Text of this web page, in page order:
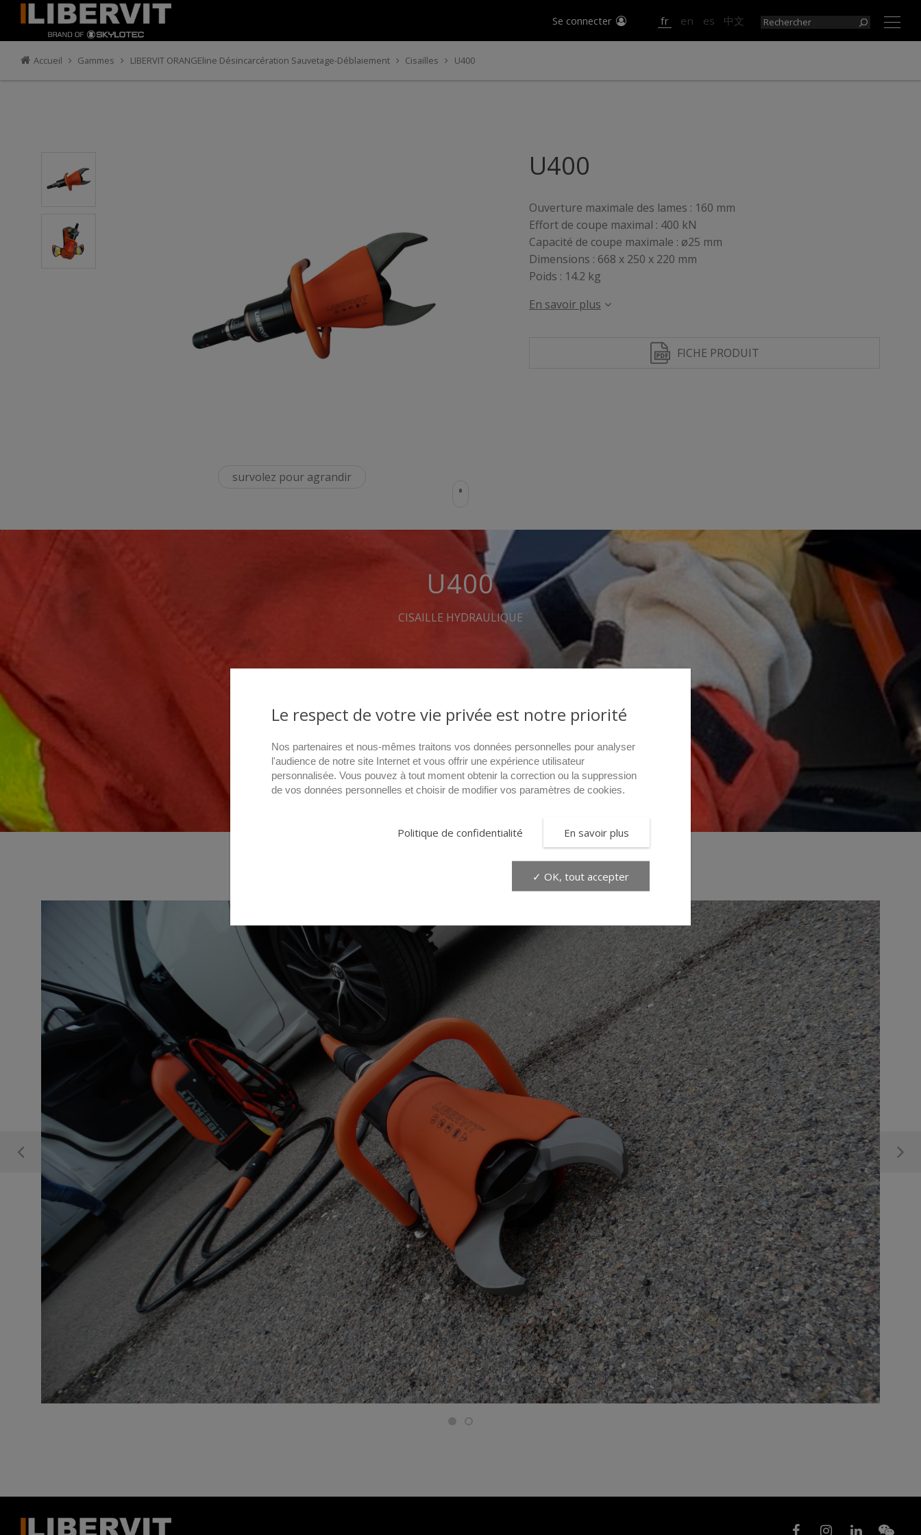
Se connecter fr en es 中文
Accueil Gammes LIBERVIT ORANGEline Désincarcération Sauvetage-Déblaiement Cisailles U400
survolez pour agrandir
U400
Ouverture maximale des lames : 160 mm
Effort de coupe maximal : 400 kN
Capacité de coupe maximale : ø25 mm
Dimensions : 668 x 250 x 220 mm
Poids : 14.2 kg
En savoir plus
FICHE PRODUIT
U400
CISAILLE HYDRAULIQUE
Le respect de votre vie privée est notre priorité
Nos partenaires et nous-mêmes traitons vos données personnelles pour analyser
l'audience de notre site Internet et vous offrir une expérience utilisateur
personnalisée. Vous pouvez à tout moment obtenir la correction ou la suppression
de vos données personnelles et choisir de modifier vos paramètres de cookies.
Politique de confidentialité En savoir plus
✓ OK, tout accepter